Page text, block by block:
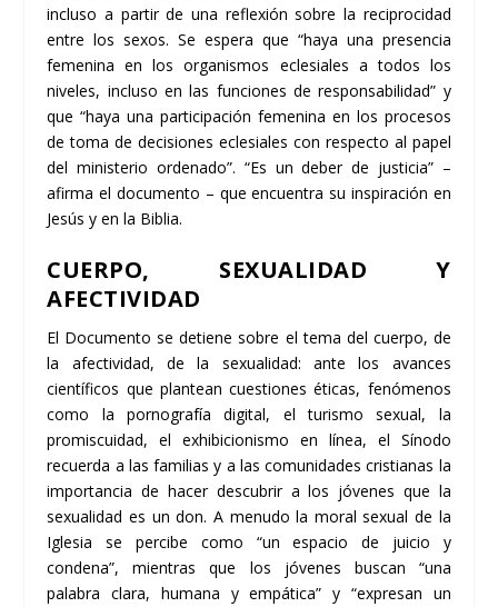
incluso a partir de una reflexión sobre la reciprocidad
entre los sexos. Se espera que “haya una presencia
femenina en los organismos eclesiales a todos los
niveles, incluso en las funciones de responsabilidad” y
que “haya una participación femenina en los procesos
de toma de decisiones eclesiales con respecto al papel
del ministerio ordenado”. “Es un deber de justicia” –
afirma el documento – que encuentra su inspiración en
Jesús y en la Biblia.
CUERPO, SEXUALIDAD Y
AFECTIVIDAD
El Documento se detiene sobre el tema del cuerpo, de
la afectividad, de la sexualidad: ante los avances
científicos que plantean cuestiones éticas, fenómenos
como la pornografía digital, el turismo sexual, la
promiscuidad, el exhibicionismo en línea, el Sínodo
recuerda a las familias y a las comunidades cristianas la
importancia de hacer descubrir a los jóvenes que la
sexualidad es un don. A menudo la moral sexual de la
Iglesia se percibe como “un espacio de juicio y
condena”, mientras que los jóvenes buscan “una
palabra clara, humana y empática” y “expresan un